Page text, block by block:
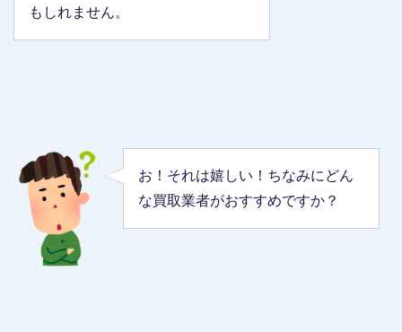
もしれません。
お！それは嬉しい！ちなみにどん
な買取業者がおすすめですか？